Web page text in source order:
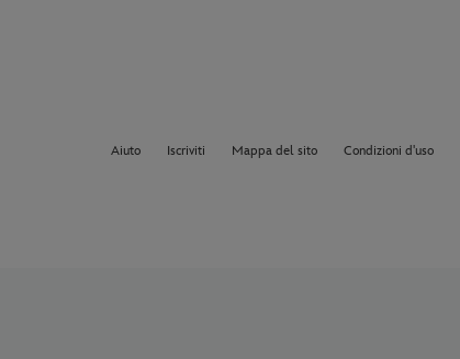
Aiuto Iscriviti Mappa del sito Condizioni d'uso